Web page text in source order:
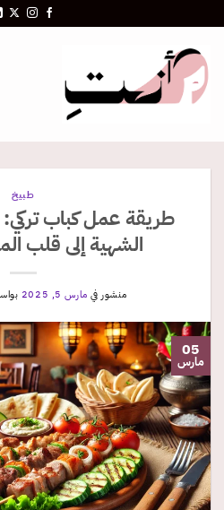
للمحتوى
طبيخ
طريقة عمل كباب
الشهية إلى قلب
منشور في مارس 5, 2025
05
مارس